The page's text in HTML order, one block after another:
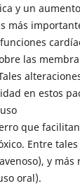
y un
más
las
en estos
que
Entre
y
oral).